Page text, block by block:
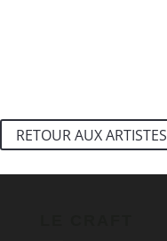
RETOUR AUX ARTISTES